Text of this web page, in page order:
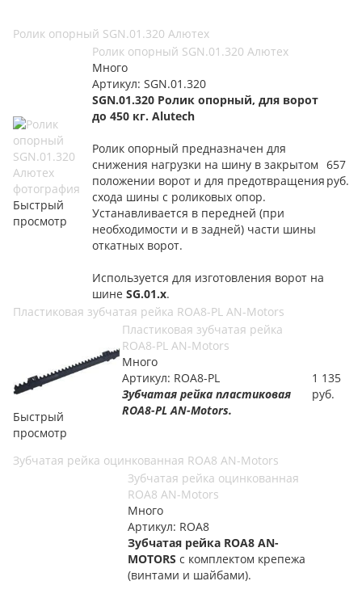
Ролик опорный SGN.01.320 Алютех
Быстрый
просмотр
Ролик опорный SGN.01.320 Алютех
Много
Артикул: SGN.01.320
SGN.01.320 Ролик опорный, для ворот
до 450 кг. Alutech
Ролик опорный предназначен для
снижения нагрузки на шину в закрытом
положении ворот и для предотвращения
схода шины с роликовых опор.
Устанавливается в передней (при
необходимости и в задней) части шины
откатных ворот.
Используется для изготовления ворот на
шине SG.01.x.
657
руб.
Пластиковая зубчатая рейка ROA8-PL AN-Motors
Быстрый
просмотр
Пластиковая зубчатая рейка
ROA8-PL AN-Motors
Много
Артикул: ROA8-PL
Зубчатая рейка пластиковая
ROA8-PL AN-Motors.
1 135
руб.
Зубчатая рейка оцинкованная ROA8 AN-Motors
Зубчатая рейка оцинкованная
ROA8 AN-Motors
Много
Артикул: ROA8
Зубчатая рейка ROA8 AN-
MOTORS с комплектом крепежа
(винтами и шайбами).